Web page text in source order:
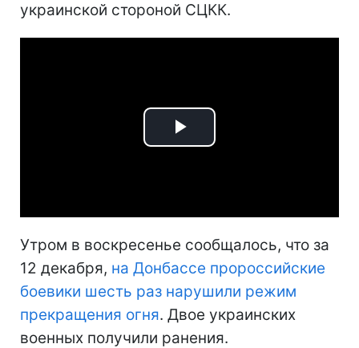
украинской стороной СЦКК.
Play
Утром в воскресенье сообщалось, что за
12 декабря, на Донбассе пророссийские
боевики шесть раз нарушили режим
прекращения огня. Двое украинских
военных получили ранения.